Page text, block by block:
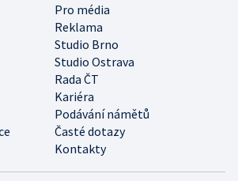
Pro média
Reklama
Studio Brno
Studio Ostrava
Rada ČT
Kariéra
Podávání námětů
Časté dotazy
Kontakty